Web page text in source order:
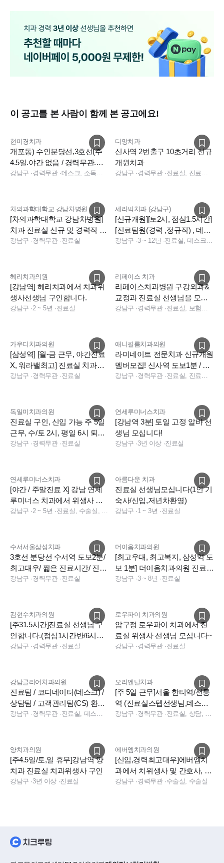
이 공고를 본 사람이 함께 본 공고에요!
현미경치과
개포동) 수인분당선,3호선(주
4.5일.야간 없음 / 경력무관.나
이무관) 정규직 구인합니다
강남구 ·경력무관·
디앙치과
신사역 2번출구 10초거리 신규
개원치과
강남구 ·경력무관·
차의과학대학교 강남차병원
[차의과학대학교 강남차병원]
치과 진료실 신규 및 경력직 채
용 (종합병원)
강남구 ·경력무관·진료실
세라믹치과 (강남구)
[신규개원][토2시, 점심1.5시간]
[진료팀원(경력 ,정규직) , 데스
크 충원합니다]
강남구 ·3 ~ 12년 ·
헤리치과의원
[강남역] 헤리치과에서 치과위
생사선생님 구인합니다.
강남구 ·2 ~ 5년 ·진료실
리페이스 치과
리페이스치과병원 구강외과&
교정과 진료실 선생님을 모십
니다
강남구 ·경력무관·
가우디치과의원
[삼성역] [월-금 근무, 야간진료
X, 워라밸최고] 진료실 치과위
생사 선생님 구인합니다.
강남구 ·경력무관·진료실
애니필름치과의원
라미네이트 전문치과 신규개원
멤버모집! 신사역 도보1분 / 주
32시간(주4.5일) 근무
강남구 ·경력무관·
독일미치과의원
진료실 구인, 신입 가능 주 5일
근무, 수/토 2시, 평일 6시 퇴근,
첫해 연차13일
강남구 ·경력무관·진료실
연세루미너스치과
[강남역 3분] 토일 고정 알바 선
생님 모십니다!
강남구 ·3년 이상 ·진료실
연세루미너스치과
[야간 / 주말진료 X] 강남 연세
루미너스 치과에서 위생사 선
생님을 구합니다.
강남구 ·2 ~ 5년 ·
아름다운 치과
진료실 선생님모십니다(1인 기
숙사/신입,저년차환영)
강남구 ·1 ~ 3년 ·진료실
수서서울삼성치과
3호선 분당선 수서역 도보2분/
최고대우/ 짧은 진료시간/ 진료
실 2명 충원합니다
강남구 ·경력무관·진료실
더이음치과의원
[최고우대, 최고복지, 삼성역 도
보 1분] 더이음치과의원 진료실
선생님 구인
강남구 ·3 ~ 8년 ·진료실
김현수치과의원
[주31.5시간]진료실 선생님 구
인합니다.(점심1시간반/6시퇴
근/야간없음)
강남구 ·경력무관·진료실
로우파이 치과의원
압구정 로우파이 치과에서 진
료실 위생사 선생님 모십니다~
강남구 ·경력무관·진료실
강남클리어치과의원
진료팀 / 코디네이터(데스크) /
상담팀 / 고객관리팀(CS) 환영
합니다
강남구 ·경력무관·
오리엔탈치과
[주 5일 근무]서울 한티역/선릉
역 (진료실스텝선생님,데스크
코디네이터 구인) 일요일알바
강남구 ·경력무관·
양치과의원
[주4.5일/토,일 휴무]강남역 양
치과 진료실 치과위생사 구인
강남구 ·3년 이상 ·진료실
에버엠치과의원
[신입,경력최고대우]에버엠치
과에서 치위생사 및 간호사, 간
호조무사 선생님을 모십니다.
강남구 ·경력무관·수술실, 수술실